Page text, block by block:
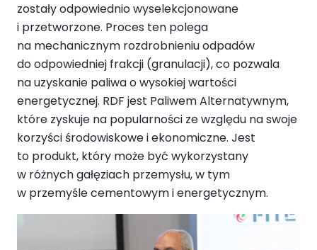
zostały odpowiednio wyselekcjonowane
i przetworzone. Proces ten polega
na mechanicznym rozdrobnieniu odpadów
do odpowiedniej frakcji (granulacji), co pozwala
na uzyskanie paliwa o wysokiej wartości
energetycznej. RDF jest Paliwem Alternatywnym,
które zyskuje na popularności ze względu na swoje
korzyści środowiskowe i ekonomiczne. Jest
to produkt, który może być wykorzystany
w różnych gałęziach przemysłu, w tym
w przemyśle cementowym i energetycznym.